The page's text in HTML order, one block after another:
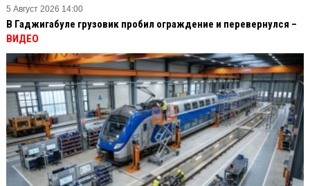
5 Август 2026 14:00
В Гаджигабуле грузовик пробил ограждение и перевернулся –
ВИДЕО